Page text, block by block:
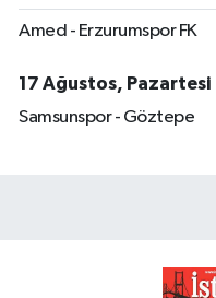
Amed - Erzurumspor FK
17 Ağustos, Pazartesi
Samsunspor - Göztepe